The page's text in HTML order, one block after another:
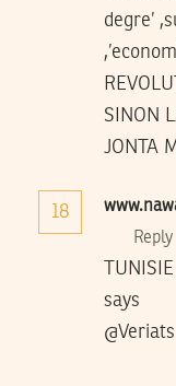
degre’
SINON
JONTA
18
Reply
says
@Veriats